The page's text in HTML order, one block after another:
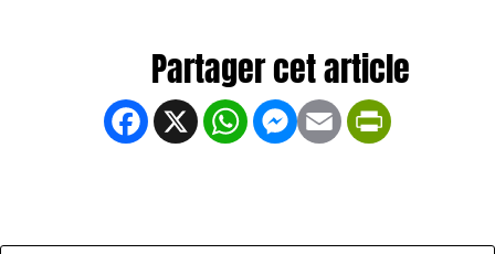
Facebook
X WhatsApp
Messenger
Email